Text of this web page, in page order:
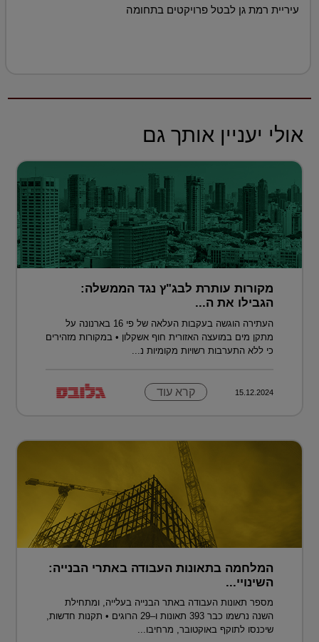
עיריית רמת גן לבטל פרויקטים בתחומה
אולי יעניין אותך גם
מקורות עותרת לבג"ץ נגד הממשלה:
הגבילו את ה...
העתירה הוגשה בעקבות העלאה של פי 16 בארנונה על
מתקן מים במועצה האזורית חוף אשקלון • במקורות מזהירים
כי ללא התערבות רשויות מקומיות נ...
15.12.2024 קרא עוד
המלחמה בתאונות העבודה באתרי הבנייה:
השינויי...
מספר תאונות העבודה באתר הבנייה בעלייה, ומתחילת
השנה נרשמו כבר 393 תאונות ו–29 הרוגים • תקנות חדשות,
שיכנסו לתוקף באוקטובר, מרחיבו...